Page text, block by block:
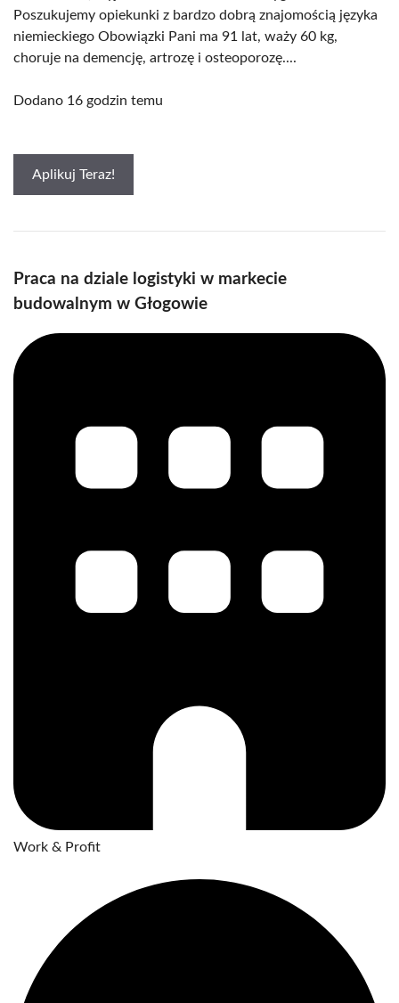
Poszukujemy opiekunki z bardzo dobrą znajomością języka
niemieckiego Obowiązki Pani ma 91 lat, waży 60 kg,
choruje na demencję, artrozę i osteoporozę....
Dodano 16 godzin temu
Aplikuj Teraz!
Praca na dziale logistyki w markecie
budowalnym w Głogowie
Work & Profit